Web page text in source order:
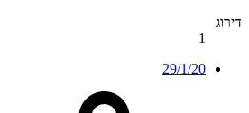
דירוג
1
29/1/20